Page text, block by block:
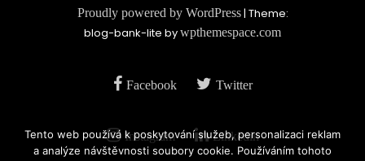
Proudly powered by WordPress | Theme:
blog-bank-lite bywpthemespace.com
Facebook Twitter
Instagram Linkedin
Tento web používá k poskytování služeb, personalizaci reklam
a analýze návštěvnosti soubory cookie. Používáním tohoto